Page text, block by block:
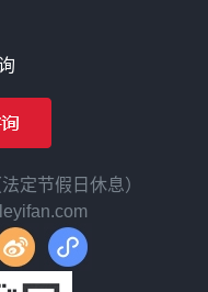
件8、同时，在官网
、点击“收件地址”
国内收件地址是什
器：【汉文转换片假
后就可以详细填写收
一番会员标识码
添加”即可；第四
页开始最爱的“逛逛
定节假日休息）